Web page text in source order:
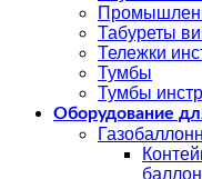
Табуреты
Тележки
Тумбы
Тумбы
Оборудование